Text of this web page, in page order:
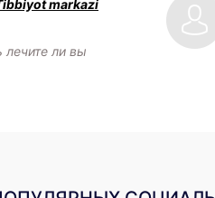
markazi
лечите ли вы